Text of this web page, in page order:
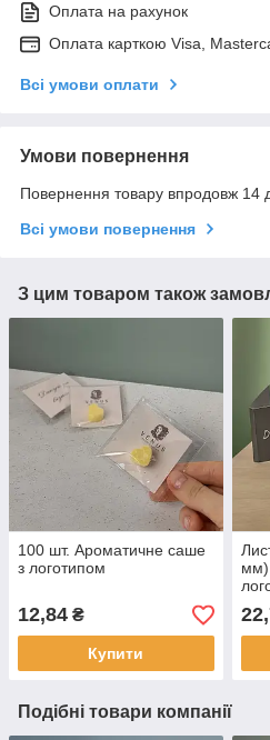
Оплата на рахунок
Оплата карткою Visa,
Всі умови оплати
Умови повернення
Повернення товару впродовж 14
Всі умови повернення
З цим товаром також
100 шт. Ароматичне саше
з логотипом
12,84 ₴
Купити
мм)
і
Подібні товари компанії